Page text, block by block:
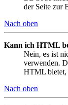
der Seite zur
Nach oben
Kann ich HTML
Nein, es ist
verwenden.
HTML bietet,
Nach oben